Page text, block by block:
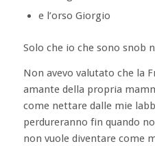
e l’orso Giorgio
Solo che io che sono snob
Non avevo valutato che la
amante della propria
come nettare dalle mie
perdureranno fin quando
non vuole diventare come